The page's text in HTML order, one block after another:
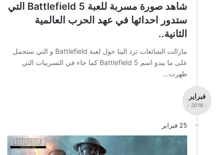
شاهد صورة مسربة للعبة Battlefield 5 التي
ستدور احداثها في عهد الحرب العالمية
الثانية..
مازالت الشائعات ترد الينا حول لعبة Battlefield و التي ستحمل
على ما يبدو اسم Battlefield 5 كما جاء في التسريبات التي
ظهرت…
فبراير
- 2018 -
25 فبراير